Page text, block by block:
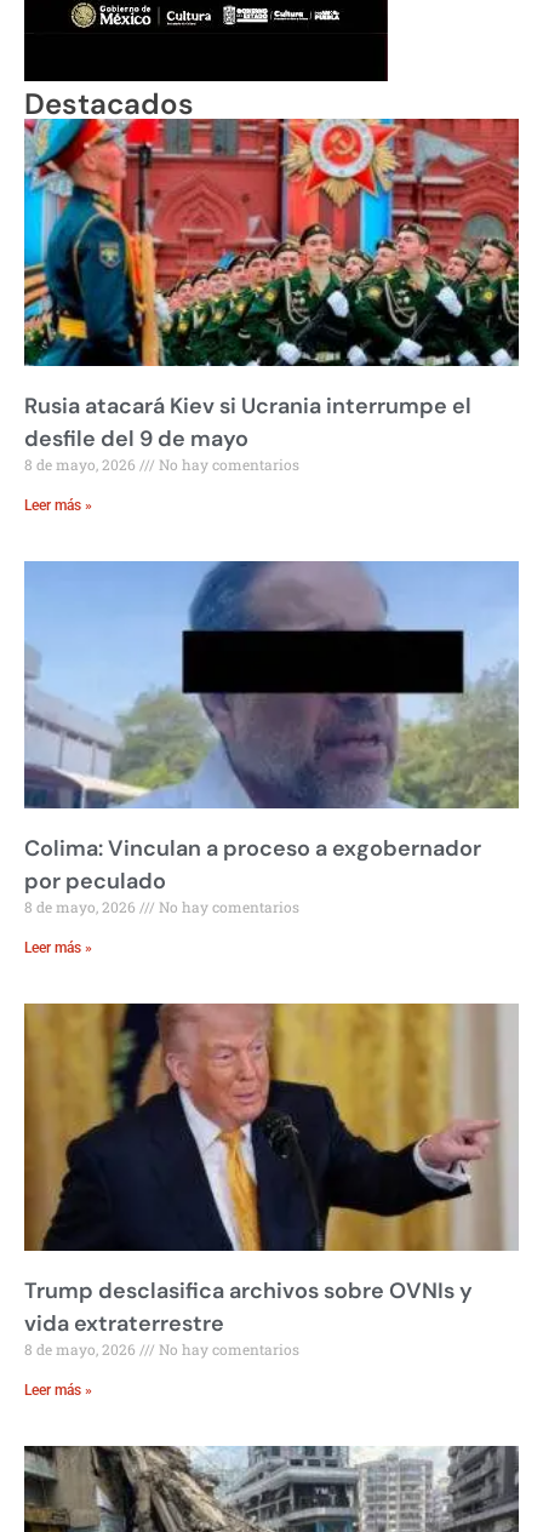
Destacados
Rusia atacará Kiev si Ucrania interrumpe el
desfile del 9 de mayo
8 de mayo, 2026 No hay comentarios
Leer más »
Colima: Vinculan a proceso a exgobernador
por peculado
8 de mayo, 2026 No hay comentarios
Leer más »
Trump desclasifica archivos sobre OVNIs y
vida extraterrestre
8 de mayo, 2026 No hay comentarios
Leer más »